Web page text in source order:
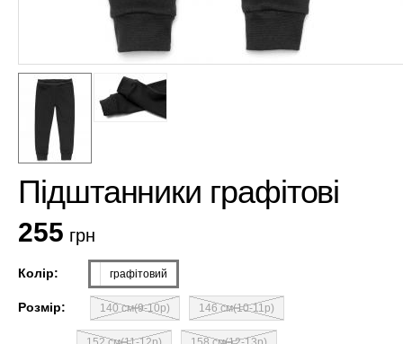
Підштанники графітові
255 грн
Колір: графітовий
Розмір: 140 см(9-10р) 146 см(10-11р)